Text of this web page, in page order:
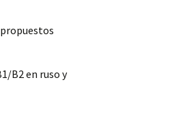
B2 en ruso y